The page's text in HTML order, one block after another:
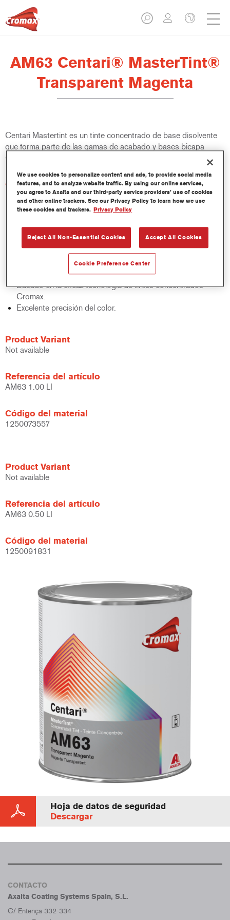
AM63 Centari® MasterTint®
Transparent Magenta
Centari Mastertint es un tinte concentrado de base disolvente
que forma parte de las gamas de acabado y bases bicapa
Centari.
Características del producto
Sistema de pintado de base disolvente, único por su
versatilidad y facilidad de uso.
calidades de base disolvente: medios y altos sólidos,
acabados y bases bicapa.
Rápido control de stocks.
Ahorra espacio de almacenamiento.
Basado en la eficaz tecnología de tintes concentrados
Cromax.
Excelente precisión del color.
Product Variant
Not available
Referencia del artículo
AM63 1.00 LI
Código del material
1250073557
Product Variant
Not available
Referencia del artículo
AM63 0.50 LI
Código del material
1250091831
Hoja de datos de seguridad
Descargar
CONTACTO
Axalta Coating Systems Spain, S.L.
C/ Entença 332-334
We use cookies to personalize content and ads, to provide social media
features, and to analyze website traffic. By using our online services,
you agree to Axalta and our third-party service providers’ use of cookies
and other online trackers. See our Privacy Policy to learn how we use
these cookies and trackers. Privacy Policy
Reject All Non-Essential Cookies Accept All Cookies
Cookie Preference Center